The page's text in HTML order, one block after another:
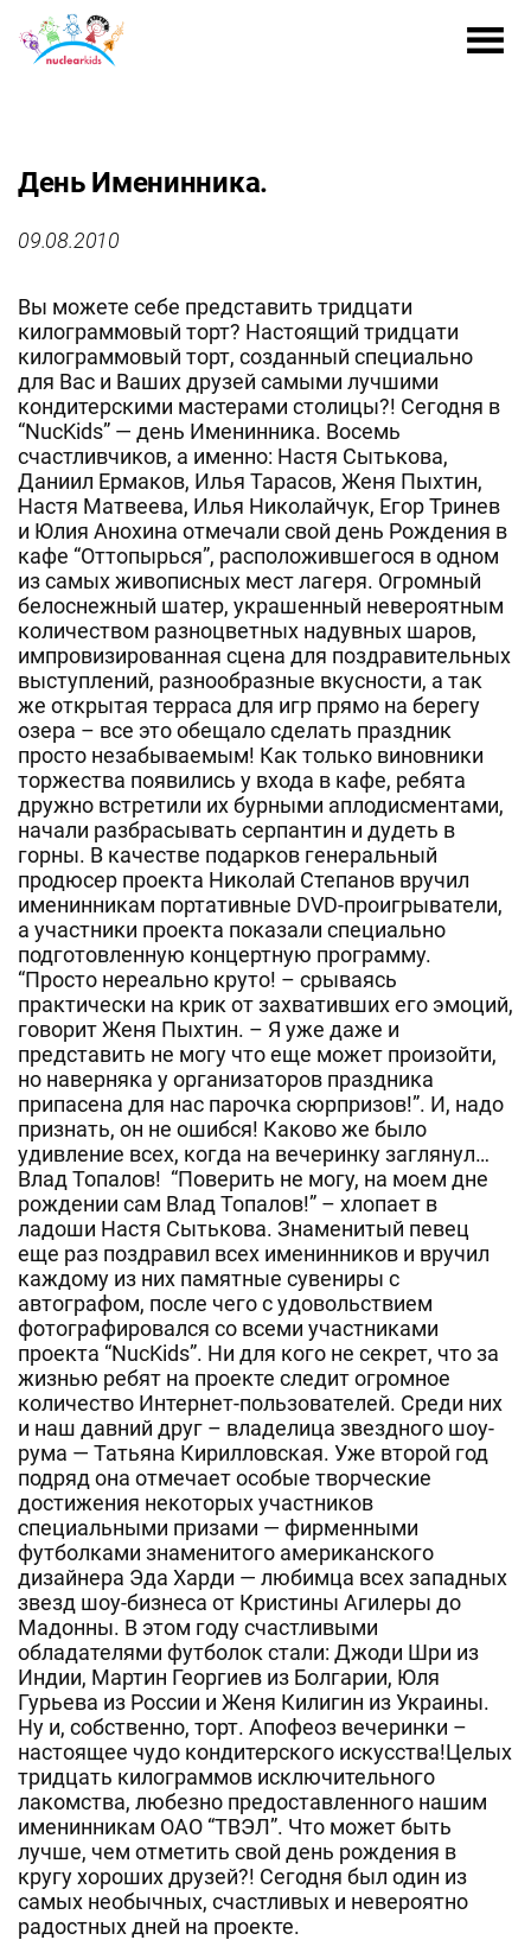
День Именинника.
09.08.2010
Вы можете себе представить тридцати
килограммовый торт? Настоящий тридцати
килограммовый торт, созданный специально
для Вас и Ваших друзей самыми лучшими
кондитерскими мастерами столицы?! Сегодня в
“NucKids” — день Именинника. Восемь
счастливчиков, а именно: Настя Сытькова,
Даниил Ермаков, Илья Тарасов, Женя Пыхтин,
Настя Матвеева, Илья Николайчук, Егор Тринев
и Юлия Анохина отмечали свой день Рождения в
кафе “Оттопырься”, расположившегося в одном
из самых живописных мест лагеря. Огромный
белоснежный шатер, украшенный невероятным
количеством разноцветных надувных шаров,
импровизированная сцена для поздравительных
выступлений, разнообразные вкусности, а так
же открытая терраса для игр прямо на берегу
озера – все это обещало сделать праздник
просто незабываемым! Как только виновники
торжества появились у входа в кафе, ребята
дружно встретили их бурными аплодисментами,
начали разбрасывать серпантин и дудеть в
горны. В качестве подарков генеральный
продюсер проекта Николай Степанов вручил
именинникам портативные DVD-проигрыватели,
а участники проекта показали специально
подготовленную концертную программу.
“Просто нереально круто! – срываясь
практически на крик от захвативших его эмоций,
говорит Женя Пыхтин. – Я уже даже и
представить не могу что еще может произойти,
но наверняка у организаторов праздника
припасена для нас парочка сюрпризов!”. И, надо
признать, он не ошибся! Каково же было
удивление всех, когда на вечеринку заглянул…
Влад Топалов! “Поверить не могу, на моем дне
рождении сам Влад Топалов!” – хлопает в
ладоши Настя Сытькова. Знаменитый певец
еще раз поздравил всех именинников и вручил
каждому из них памятные сувениры с
автографом, после чего с удовольствием
фотографировался со всеми участниками
проекта “NucKids”. Ни для кого не секрет, что за
жизнью ребят на проекте следит огромное
количество Интернет-пользователей. Среди них
и наш давний друг – владелица звездного шоу-
рума — Татьяна Кирилловская. Уже второй год
подряд она отмечает особые творческие
достижения некоторых участников
специальными призами — фирменными
футболками знаменитого американского
дизайнера Эда Харди — любимца всех западных
звезд шоу-бизнеса от Кристины Агилеры до
Мадонны. В этом году счастливыми
обладателями футболок стали: Джоди Шри из
Индии, Мартин Георгиев из Болгарии, Юля
Гурьева из России и Женя Килигин из Украины.
Ну и, собственно, торт. Апофеоз вечеринки –
настоящее чудо кондитерского искусства!Целых
тридцать килограммов исключительного
лакомства, любезно предоставленного нашим
именинникам ОАО “ТВЭЛ”. Что может быть
лучше, чем отметить свой день рождения в
кругу хороших друзей?! Сегодня был один из
самых необычных, счастливых и невероятно
радостных дней на проекте.